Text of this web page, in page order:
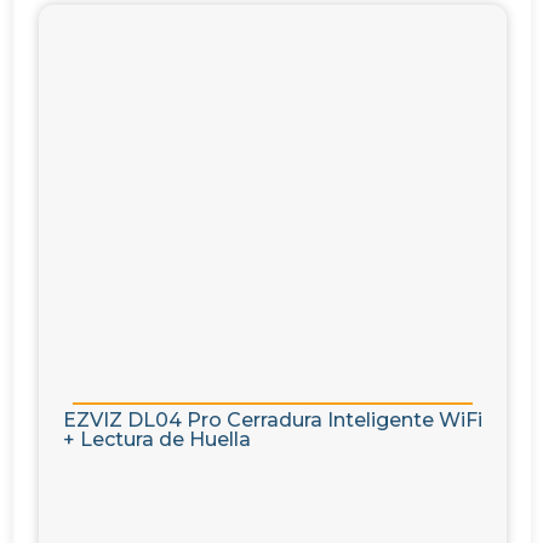
EZVIZ DL04 Pro Cerradura Inteligente WiFi
+ Lectura de Huella